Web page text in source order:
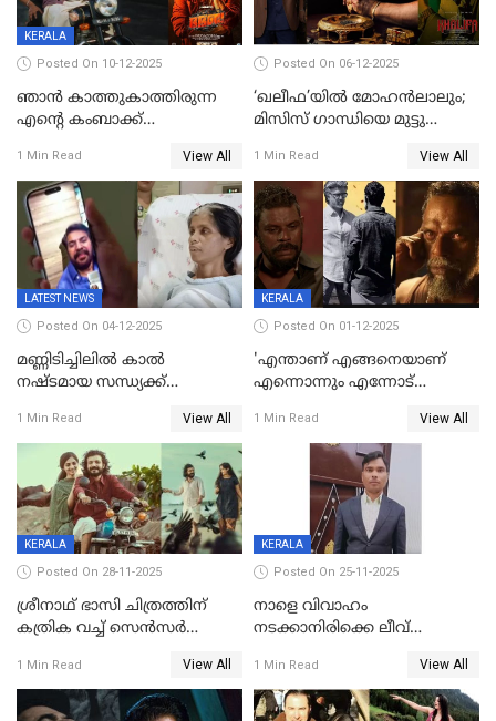
KERALA
Posted On 10-12-2025
ഞാന്‍ കാത്തുകാത്തിരുന്ന
എന്റെ കംബാക്ക്
പുറത്ത്
1 Min Read View All
Posted On 06-12-2025
‘ഖലീഫ’യിൽ മോഹൻലാലും;
മിസിസ് ഗാന്ധിയെ മുട്ടു
അഹമ്മദ് അലിയായെത്തും
1 Min Read View All
LATEST NEWS
Posted On 04-12-2025
മണ്ണിടിച്ചിലിൽ കാല്‍
നഷ്ടമായ സന്ധ്യക്ക്
വീഡിയോകോൾ;
കൃത്രിമക്കാല്‍ നല്‍കാമെന്ന്
താരം, വീട്
നിര്‍മിക്കുന്നതിനുള്ള
ഇടപെടലും നടത്തും
1 Min Read View All
KERALA
Posted On 01-12-2025
'എന്താണ് എങ്ങനെയാണ്
എന്നൊന്നും എന്നോട്
താനുമുണ്ടെന്ന് വിനായകൻ
1 Min Read View All
KERALA
Posted On 28-11-2025
ശ്രീനാഥ് ഭാസി ചിത്രത്തിന്
കത്രിക വച്ച് സെൻസർ
മാറ്റണം';പൊങ്കാല റിലീസ് മാറ്റി
1 Min Read View All
KERALA
Posted On 25-11-2025
നാളെ വിവാഹം
നടക്കാനിരിക്കെ ലീവ്
സൂപ്പർവൈസർ
ജീവനൊടുക്കി
1 Min Read View All